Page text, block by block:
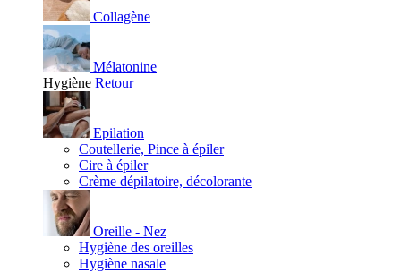
Collagène
Mélatonine
Hygiène Retour
Epilation
Coutellerie, Pince à épiler
Cire à épiler
Crème dépilatoire, décolorante
Oreille - Nez
Hygiène des oreilles
Hygiène nasale